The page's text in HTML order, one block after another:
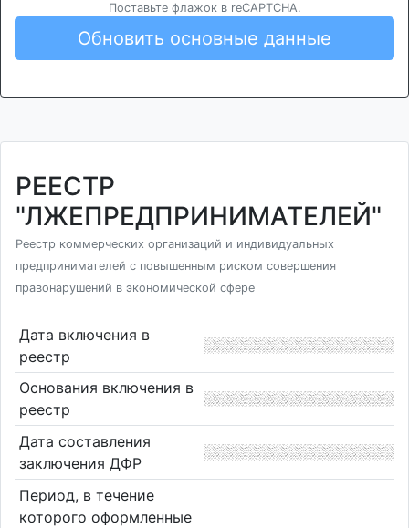
Поставьте флажок в reCAPTCHA.
Обновить основные данные
РЕЕСТР
"ЛЖЕПРЕДПРИНИМАТЕЛЕЙ"
Реестр коммерческих организаций и индивидуальных
предпринимателей с повышенным риском совершения
правонарушений в экономической сфере
Дата включения в
реестр
Основания включения в
реестр
Дата составления
заключения ДФР
Период, в течение
которого оформленные